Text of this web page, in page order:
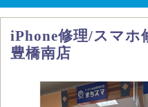
iPhone修理/スマホ
豊橋南店